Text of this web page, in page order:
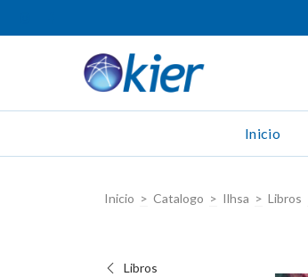
Inicio
Inicio > Catalogo > Ilhsa > Libros
Libros